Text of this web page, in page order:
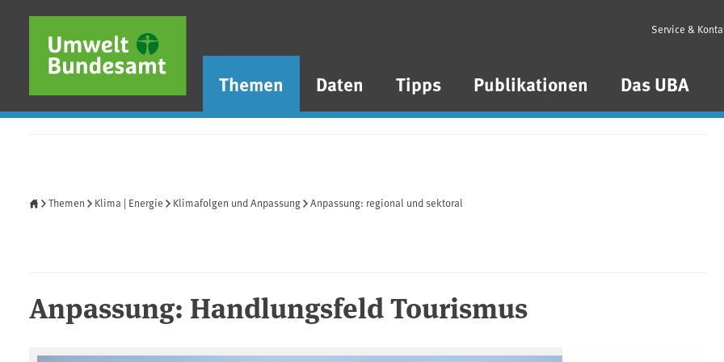
Direkt zum Inhalt
Direkt zum Hauptmenü
Direkt zur Fußzeile
Themen Daten Tipps Publikationen Das UBA
Service &
Themen Klima | Energie Klimafolgen und Anpassung Anpassung: regional und sektoral
Anpassung: Handlungsfeld Tourismus